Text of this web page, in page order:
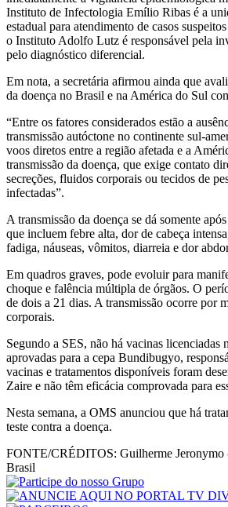
Instituto de Infectologia Emílio Ribas é a
estadual para atendimento de casos
o Instituto Adolfo Lutz é responsável pela
pelo diagnóstico diferencial.
Em nota, a secretária afirmou ainda que
da doença no Brasil e na América do Sul
“Entre os fatores considerados estão a
transmissão autóctone no continente sul-
voos diretos entre a região afetada e a
transmissão da doença, que exige contato
secreções, fluidos corporais ou tecidos de
infectadas”.
A transmissão da doença se dá somente
que incluem febre alta, dor de cabeça
fadiga, náuseas, vômitos, diarreia e dor
Em quadros graves, pode evoluir para
choque e falência múltipla de órgãos. O
de dois a 21 dias. A transmissão ocorre por
corporais.
Segundo a SES, não há vacinas licenciadas
aprovadas para a cepa Bundibugyo,
vacinas e tratamentos disponíveis foram
Zaire e não têm eficácia comprovada para
Nesta semana, a OMS anunciou que há
teste contra a doença.
FONTE/CRÉDITOS: Guilherme Jeronymo
Brasil